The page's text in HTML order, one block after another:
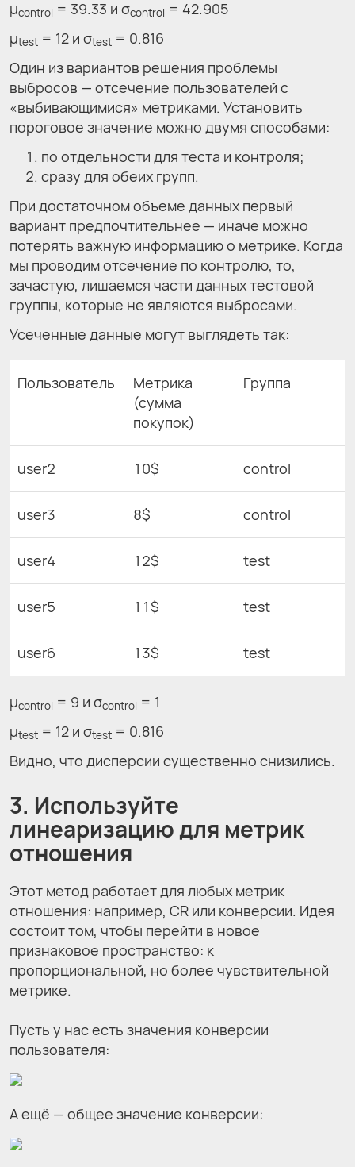
μcontrol = 39.33 и σcontrol = 42.905
μtest = 12 и σtest = 0.816
Один из вариантов решения проблемы
выбросов — отсечение пользователей с
«выбивающимися» метриками. Установить
пороговое значение можно двумя способами:
по отдельности для теста и контроля;
сразу для обеих групп.
При достаточном объеме данных первый
вариант предпочтительнее — иначе можно
потерять важную информацию о метрике. Когда
мы проводим отсечение по контролю, то,
зачастую, лишаемся части данных тестовой
группы, которые не являются выбросами.
Усеченные данные могут выглядеть так:
Пользователь
Метрика
(сумма
покупок)
Группа
user2 10$ control
user3 8$ control
user4 12$ test
user5 11$ test
user6 13$ test
μcontrol = 9 и σcontrol = 1
μtest = 12 и σtest = 0.816
Видно, что дисперсии существенно снизились.
3. Используйте
линеаризацию для метрик
отношения
Этот метод работает для любых метрик
отношения: например, CR или конверсии. Идея
состоит том, чтобы перейти в новое
признаковое пространство: к
пропорциональной, но более чувствительной
метрике.
Пусть у нас есть значения конверсии
пользователя:
А ещё — общее значение конверсии: